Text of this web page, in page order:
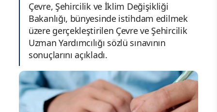
Çevre, Şehircilik ve İklim Değişikliği
Bakanlığı, bünyesinde istihdam edilmek
üzere gerçekleştirilen Çevre ve Şehircilik
Uzman Yardımcılığı sözlü sınavının
sonuçlarını açıkladı.